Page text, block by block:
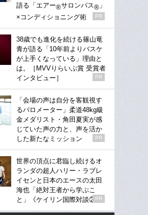
語る「エアー®サロンパス® 」
×コンディショニング術
PR
38歳でも進化を続ける篠山竜
青が語る「10年前よりバスケ
が上手くなっている」理由と
は。［MVVりらいぶ賞 受賞者
インタビュー］
PR
「会場の声は自分を客観視す
るバロメーター」柔道48kg級
金メダリスト・角田夏実が感
じていた声の力と、声を活か
した新たなミッション
PR
世界の頂点に君臨し続けるオ
ランダの超人ハリー・ラブレ
イセンと日本のエースの太田
海也「絶対王者から学ぶこ
と」《ケイリン国際対談②》
PR